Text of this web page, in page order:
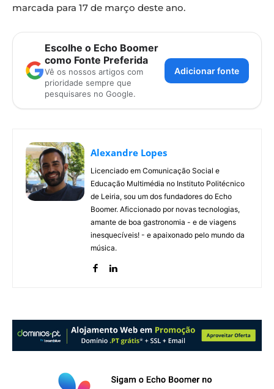
marcada para 17 de março deste ano.
Escolhe o Echo Boomer
como Fonte Preferida
Vê os nossos artigos com
prioridade sempre que
pesquisares no Google.
Adicionar fonte
Alexandre Lopes
Licenciado em Comunicação Social e
Educação Multimédia no Instituto Politécnico
de Leiria, sou um dos fundadores do Echo
Boomer. Aficcionado por novas tecnologias,
amante de boa gastronomia - e de viagens
inesquecíveis! - e apaixonado pelo mundo da
música.